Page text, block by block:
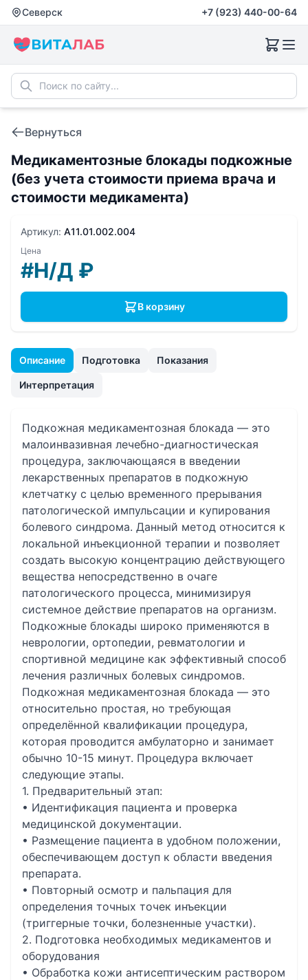
Северск +7 (923) 440-00-64
Вернуться
Медикаментозные блокады подкожные
(без учета стоимости приема врача и
стоимости медикамента)
Описание Подготовка Показания
Интерпретация
Подкожная медикаментозная блокада — это
малоинвазивная лечебно-диагностическая
процедура, заключающаяся в введении
лекарственных препаратов в подкожную
клетчатку с целью временного прерывания
патологической импульсации и купирования
болевого синдрома. Данный метод относится к
локальной инъекционной терапии и позволяет
создать высокую концентрацию действующего
вещества непосредственно в очаге
патологического процесса, минимизируя
системное действие препаратов на организм.
Подкожные блокады широко применяются в
неврологии, ортопедии, ревматологии и
спортивной медицине как эффективный способ
лечения различных болевых синдромов.
Подкожная медикаментозная блокада — это
относительно простая, но требующая
определённой квалификации процедура,
которая проводится амбулаторно и занимает
обычно 10-15 минут. Процедура включает
следующие этапы.
1. Предварительный этап:
• Идентификация пациента и проверка
медицинской документации.
• Размещение пациента в удобном положении,
обеспечивающем доступ к области введения
препарата.
• Повторный осмотр и пальпация для
определения точных точек инъекции
(триггерные точки, болезненные участки).
2. Подготовка необходимых медикаментов и
оборудования
• Обработка кожи антисептическим раствором
Артикул: A11.01.002.004
Цена
#Н/Д ₽
В корзину